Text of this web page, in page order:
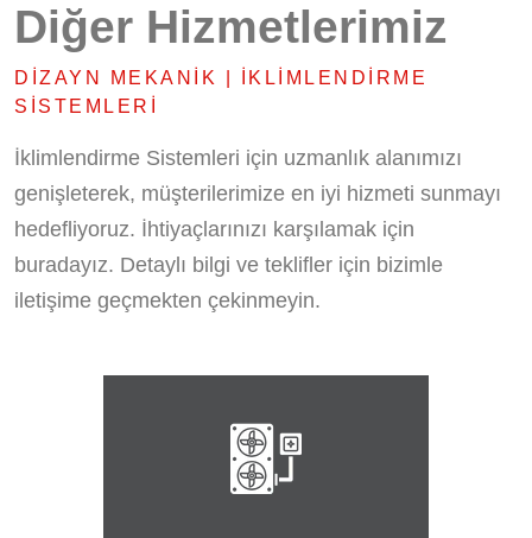
Diğer Hizmetlerimiz
DIZAYN MEKANIK | İKLIMLENDIRME
SISTEMLERI
İklimlendirme Sistemleri için uzmanlık alanımızı
genişleterek, müşterilerimize en iyi hizmeti sunmayı
hedefliyoruz. İhtiyaçlarınızı karşılamak için
buradayız. Detaylı bilgi ve teklifler için bizimle
iletişime geçmekten çekinmeyin.